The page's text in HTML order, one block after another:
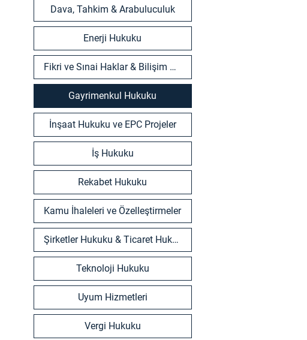
Dava, Tahkim & Arabuluculuk
Enerji Hukuku
Fikri ve Sınai Haklar & Bilişim Teknolojileri
Gayrimenkul Hukuku
İnşaat Hukuku ve EPC Projeler
İş Hukuku
Rekabet Hukuku
Kamu İhaleleri ve Özelleştirmeler
Şirketler Hukuku & Ticaret Hukuku
Teknoloji Hukuku
Uyum Hizmetleri
Vergi Hukuku